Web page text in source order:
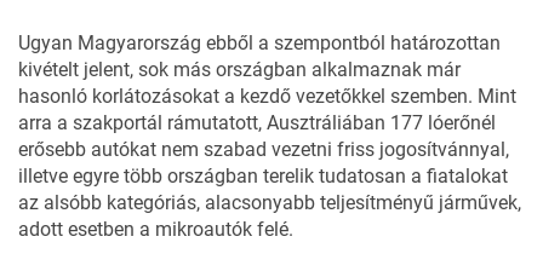
Ugyan Magyarország ebből a szempontból határozottan
kivételt jelent, sok más országban alkalmaznak már
hasonló korlátozásokat a kezdő vezetőkkel szemben. Mint
arra a szakportál rámutatott, Ausztráliában 177 lóerőnél
erősebb autókat nem szabad vezetni friss jogosítvánnyal,
illetve egyre több országban terelik tudatosan a fiatalokat
az alsóbb kategóriás, alacsonyabb teljesítményű járművek,
adott esetben a mikroautók felé.